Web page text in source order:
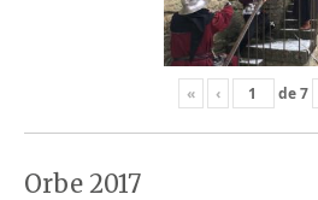
« ‹ de7
Orbe 2017